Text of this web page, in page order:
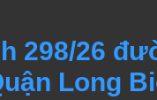
298/26
Long